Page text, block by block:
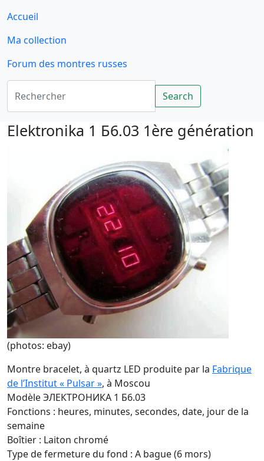
Accueil
Ma collection
Forum des montres russes
Rechercher
Search
Elektronika 1 Б6.03 1ère génération
(photos: ebay)
Montre bracelet, à quartz LED produite par la Fabrique
de l’Institut « Pulsar », à Moscou
Modèle ЭЛЕКТРОНИКА 1 Б6.03
Fonctions : heures, minutes, secondes, date, jour de la
semaine
Boîtier : Laiton chromé
Type de fermeture du fond : A bague (6 mors)